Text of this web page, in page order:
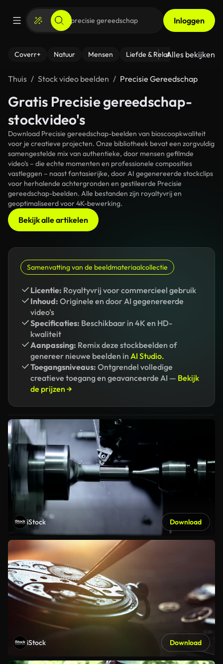
Inloggen
Coverr+ Natuur Mensen Liefde & Relaties - Fitness
Alles bekijken
Thuis Stock video beelden Precisie Gereedschap
Gratis Precisie gereedschap-
stockvideo's
Download Precisie gereedschap-beelden van bioscoopkwaliteit
voor je creatieve projecten. Onze bibliotheek bevat een zorgvuldig
samengestelde mix van authentieke, door mensen gefilmde
video's – die echte momenten en professionele composities
vastleggen – naast fantasierijke, door AI gegenereerde stockclips
voor herhalende achtergronden en gestileerde Precisie
gereedschap-beelden. Alle bestanden zijn royaltyvrij en
geoptimaliseerd voor 4K-bewerking.
Bekijk alle artikelen
Samenvatting van de beeldmateriaalcollectie
Licentie: Royaltyvrij voor commercieel gebruik
Inhoud: Originele en door AI gegenereerde
video's
Specificaties: Beschikbaar in 4K en HD-
kwaliteit
Aanpassing: Remix deze stockbeelden of
genereer nieuwe beelden in AI Studio.
Toegangsniveaus: Ontgrendel volledige
creatieve toegang en geavanceerde AI — Bekijk
de prijzen →
iStock Download
iStock Download